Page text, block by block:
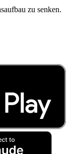
zu senken.